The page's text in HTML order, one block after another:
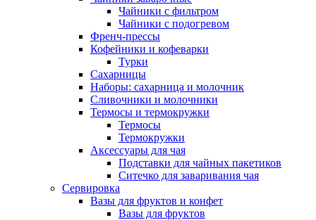
Чайники с фильтром
Чайники с подогревом
Френч-прессы
Кофейники и кофеварки
Турки
Сахарницы
Наборы: сахарница и молочник
Сливочники и молочники
Термосы и термокружки
Термосы
Термокружки
Аксессуары для чая
Подставки для чайных пакетиков
Ситечко для заваривания чая
Сервировка
Вазы для фруктов и конфет
Вазы для фруктов